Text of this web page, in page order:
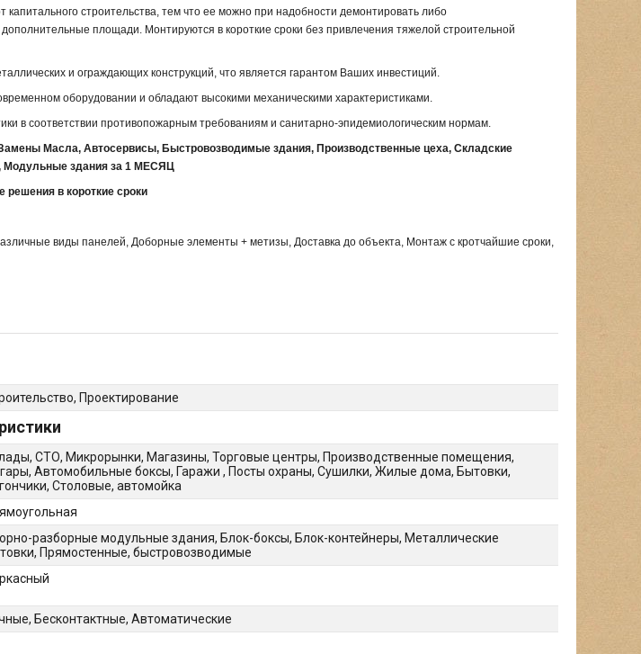
капитального строительства, тем что ее можно при надобности демонтировать либо
площади. Монтируются в короткие сроки без привлечения тяжелой строительной
и ограждающих конструкций, что является гарантом Ваших инвестиций.
оборудовании и обладают высокими механическими характеристиками.
в соответствии противопожарным требованиям и санитарно-эпидемиологическим нормам.
Масла, Автосервисы, Быстровозводимые здания, Производственные цеха, Складские
здания за 1 МЕСЯЦ
в короткие сроки
виды панелей, Доборные элементы + метизы, Доставка до объекта, Монтаж с кротчайшие сроки,
Проектирование
СТО, Микрорынки, Магазины, Торговые центры, Производственные помещения,
Автомобильные боксы, Гаражи , Посты охраны, Сушилки, Жилые дома, Бытовки,
Столовые, автомойка
разборные модульные здания, Блок-боксы, Блок-контейнеры, Металлические
Прямостенные, быстровозводимые
Бесконтактные, Автоматические